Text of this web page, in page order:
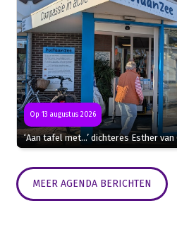
Op 13 augustus 2026
‘Aan tafel met…’ dichteres Esther
MEER AGENDA BERICHTEN